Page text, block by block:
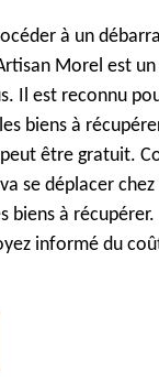
à un
Morel est
Il est reconnu
biens à
être gratuit.
se déplacer
biens à
informé du